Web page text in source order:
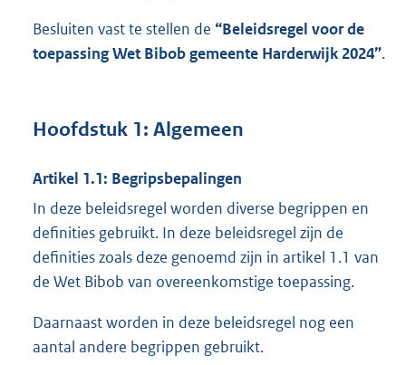
Besluiten vast te stellen de “Beleidsregel voor de
toepassing Wet Bibob gemeente Harderwijk 2024”.
Hoofdstuk 1: Algemeen
Artikel 1.1: Begripsbepalingen
In deze beleidsregel worden diverse begrippen en
definities gebruikt. In deze beleidsregel zijn de
definities zoals deze genoemd zijn in artikel 1.1 van
de Wet Bibob van overeenkomstige toepassing.
Daarnaast worden in deze beleidsregel nog een
aantal andere begrippen gebruikt.